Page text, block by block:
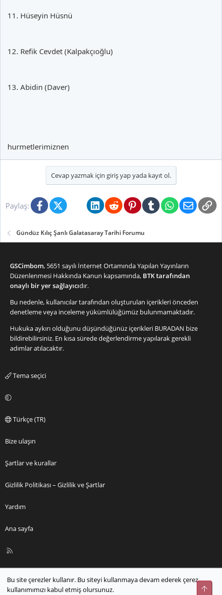
11. Hüseyin Hüsnü
12. Refik Cevdet (Kalpakçıoğlu)
13. Abidin (Daver)
hurmetlerimiznen
Cevap yazmak için giriş yap yada kayıt ol.
Paylaş: FacebookX (Twitter)BlueskyLinkedInRedditPinterestTumblrWhatsApp
E-posta
Gündüz Kılıç Şanlı Galatasaray Tarihi Forumu
GSCimbom, 5651 sayılı İnternet Ortamında Yapılan Yayınların
Düzenlenmesi Hakkında Kanun kapsamında, BTK tarafından
onaylı bir yer sağlayıcıdır.
Bu nedenle, kullanıcılar tarafından oluşturulan içerikleri önceden
denetleme veya inceleme yükümlülüğümüz bulunmamaktadır.
Hukuka aykırı olduğunu düşündüğünüz içerikleri BURADAN bize
bildirebilirsiniz. En kısa sürede değerlendirme yapılarak gerekli
adımlar atılacaktır.
Tema seçici
Türkçe (TR)
Bize ulaşın
Şartlar ve kurallar
Gizlilik Politikası – Gizlilik ve Şartlar
Yardım
Ana sayfa
R
S
Bu site çerezler kullanır. Bu siteyi kullanmaya devam ederek çerez
kullanımımızı kabul etmiş olursunuz.